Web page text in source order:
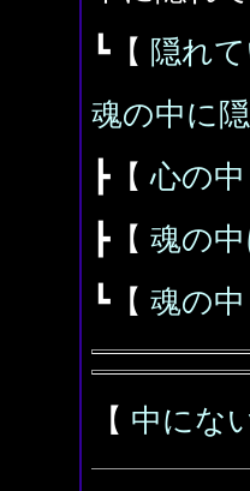
┗【 隠れ
魂の中に
┣【心の
┣【 魂の
┗【 魂の中
【 中にな